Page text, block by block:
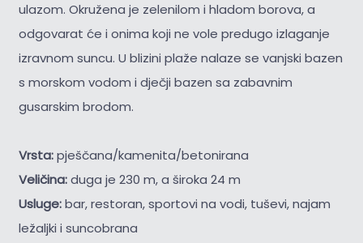
ulazom. Okružena je zelenilom i hladom borova, a
odgovarat će i onima koji ne vole predugo izlaganje
izravnom suncu. U blizini plaže nalaze se vanjski bazen
s morskom vodom i dječji bazen sa zabavnim
gusarskim brodom.
Vrsta:pješčana/kamenita/betonirana
Veličina:duga je 230 m, a široka 24 m
Usluge:bar, restoran, sportovi na vodi, tuševi, najam
ležaljki i suncobrana